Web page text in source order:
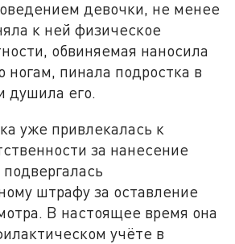
девочки, не менее
к ней физическое
обвиняемая наносила
ногам, пинала подростка в
душила его.
уже привлекалась к
за нанесение
штрафу за оставление
В настоящее время она
учёте в